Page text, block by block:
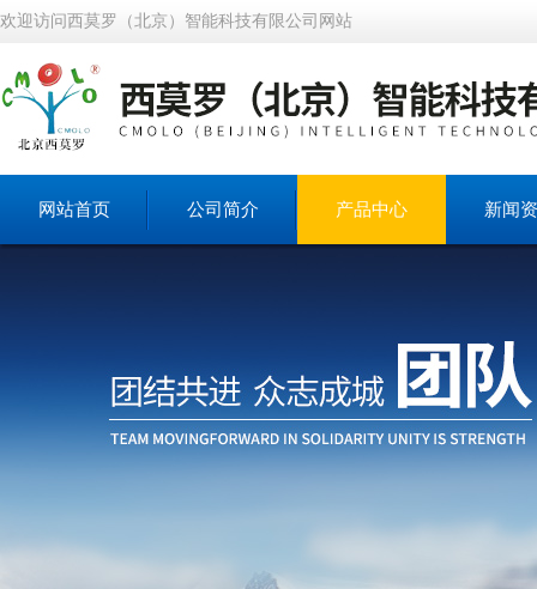
欢迎访问西莫罗（北京）智能科技有限公司网站
网站首页 公司简介 产品中心 新闻